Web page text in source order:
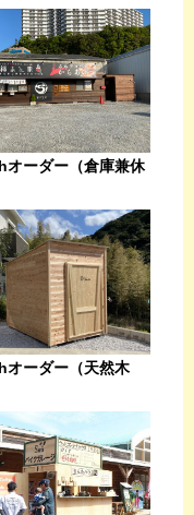
オーダー（倉庫兼休
オーダー（天然木